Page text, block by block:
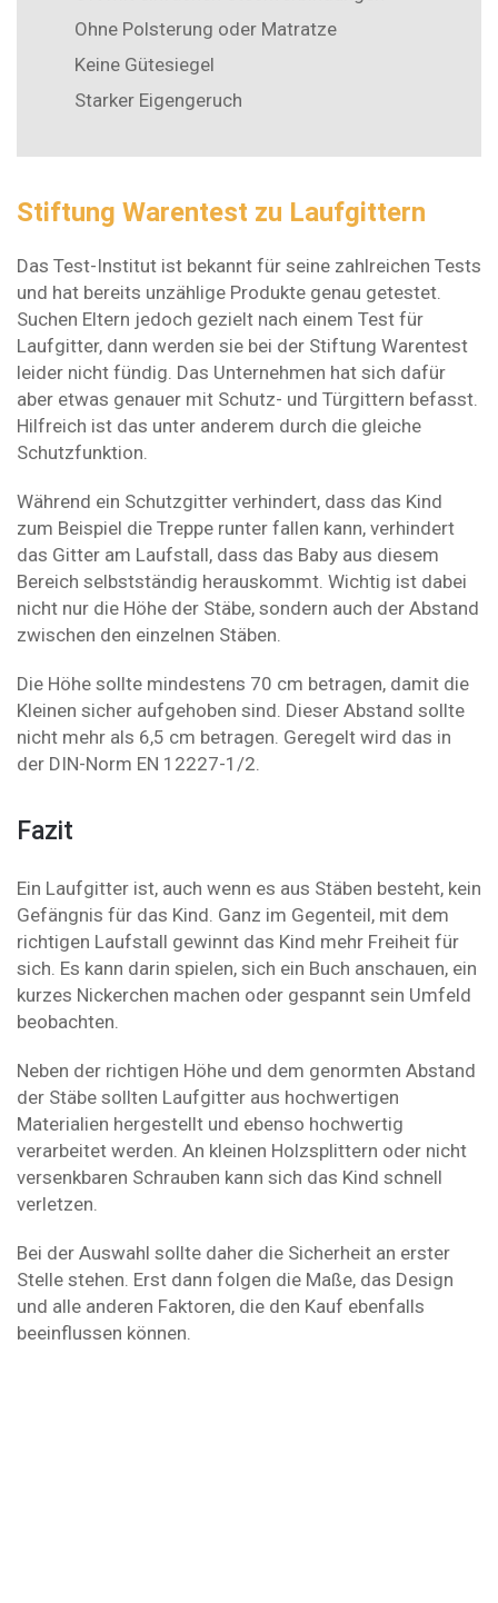
Ohne Polsterung oder Matratze
Keine Gütesiegel
Starker Eigengeruch
Stiftung Warentest zu Laufgittern
Das Test-Institut ist bekannt für seine zahlreichen Tests
und hat bereits unzählige Produkte genau getestet.
Suchen Eltern jedoch gezielt nach einem Test für
Laufgitter, dann werden sie bei der Stiftung Warentest
leider nicht fündig. Das Unternehmen hat sich dafür
aber etwas genauer mit Schutz- und Türgittern befasst.
Hilfreich ist das unter anderem durch die gleiche
Schutzfunktion.
Während ein Schutzgitter verhindert, dass das Kind
zum Beispiel die Treppe runter fallen kann, verhindert
das Gitter am Laufstall, dass das Baby aus diesem
Bereich selbstständig herauskommt. Wichtig ist dabei
nicht nur die Höhe der Stäbe, sondern auch der Abstand
zwischen den einzelnen Stäben.
Die Höhe sollte mindestens 70 cm betragen, damit die
Kleinen sicher aufgehoben sind. Dieser Abstand sollte
nicht mehr als 6,5 cm betragen. Geregelt wird das in
der DIN-Norm EN 12227-1/2.
Fazit
Ein Laufgitter ist, auch wenn es aus Stäben besteht, kein
Gefängnis für das Kind. Ganz im Gegenteil, mit dem
richtigen Laufstall gewinnt das Kind mehr Freiheit für
sich. Es kann darin spielen, sich ein Buch anschauen, ein
kurzes Nickerchen machen oder gespannt sein Umfeld
beobachten.
Neben der richtigen Höhe und dem genormten Abstand
der Stäbe sollten Laufgitter aus hochwertigen
Materialien hergestellt und ebenso hochwertig
verarbeitet werden. An kleinen Holzsplittern oder nicht
versenkbaren Schrauben kann sich das Kind schnell
verletzen.
Bei der Auswahl sollte daher die Sicherheit an erster
Stelle stehen. Erst dann folgen die Maße, das Design
und alle anderen Faktoren, die den Kauf ebenfalls
beeinflussen können.